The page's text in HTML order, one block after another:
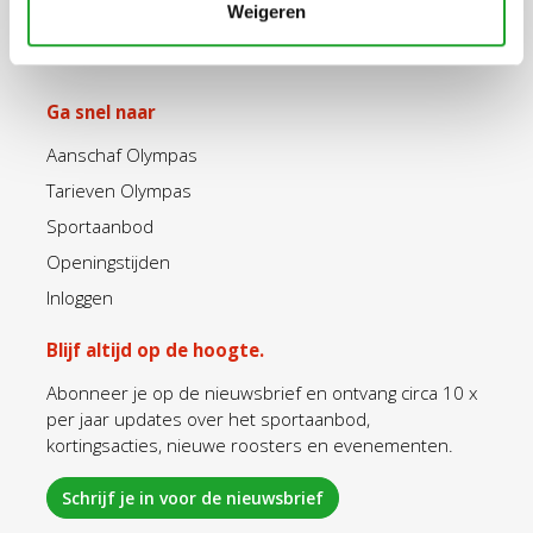
Weigeren
Ga snel naar
Aanschaf Olympas
Tarieven Olympas
Sportaanbod
Openingstijden
Inloggen
Blijf altijd op de hoogte.
Abonneer je op de nieuwsbrief en ontvang circa 10 x
per jaar updates over het sportaanbod,
kortingsacties, nieuwe roosters en evenementen.
Schrijf je in voor de nieuwsbrief